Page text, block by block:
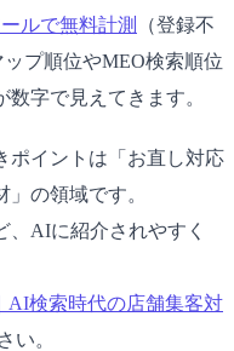
ルで無料計測
（登録不
プ順位やMEO検索順位
字で見えてきます。
ポイントは「お直し対応
の領域です。
、AIに紹介されやすく
AI検索時代の店舗集客対
い。